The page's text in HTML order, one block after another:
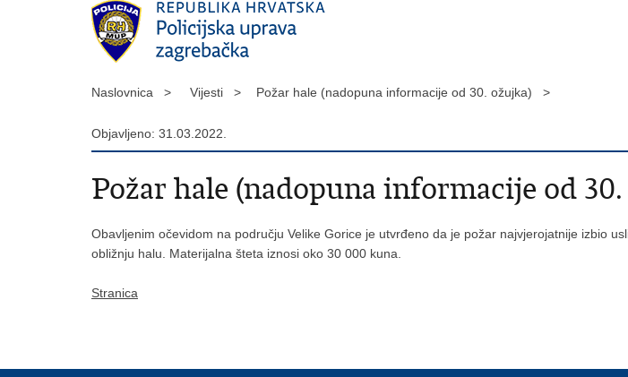
Naslovnica > Vijesti > Požar hale (nadopuna informacije od 30. ožujka) >
Objavljeno: 31.03.2022.
Požar hale (nadopuna informacije od
Obavljenim očevidom na području Velike Gorice je utvrđeno da je požar najvjerojatnije izbio
obližnju halu. Materijalna šteta iznosi oko 30 000 kuna.
Stranica